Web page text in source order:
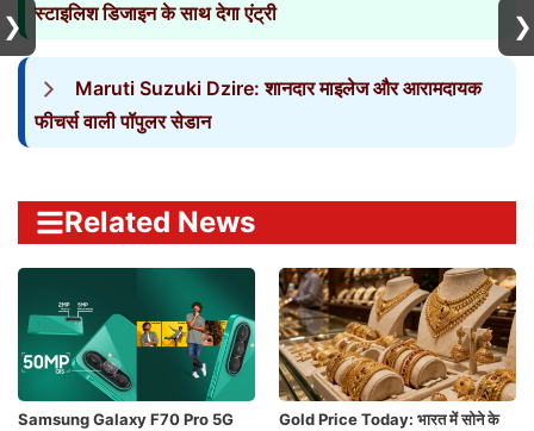
स्टाइलिश डिजाइन के साथ देगा एंट्री
Maruti Suzuki Dzire: शानदार माइलेज और आरामदायक
फीचर्स वाली पॉपुलर सेडान
Related News
Samsung Galaxy F70 Pro 5G
Gold Price Today: भारत में सोने के
❯ ❯